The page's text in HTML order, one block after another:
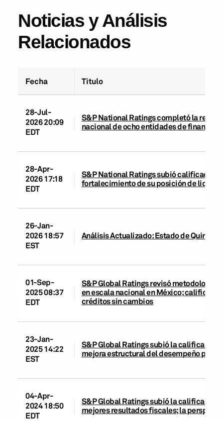
Noticias y Análisis
Relacionados
Fecha Título
28-Jul-
2026 20:09
EDT
S&P National Ratings completó la
nacional de ocho entidades de finanzas
28-Apr-
2026 17:18
EDT
S&P National Ratings subió calificación
fortalecimiento de su posición de
26-Jan-
2026 18:57
EST
Análisis Actualizado: Estado de Quintana
01-Sep-
2025 08:37
EDT
S&P Global Ratings revisó
en escala nacional en México;
créditos sin cambios
23-Jan-
2025 14:22
EST
S&P Global Ratings subió la calificación
mejora estructural del desempeño
04-Apr-
2024 18:50
EDT
S&P Global Ratings subió la calificación
mejores resultados fiscales; la